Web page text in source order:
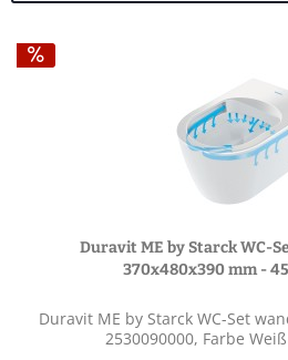
Duravit ME by Starck WC-
370x480x390 mm -
Duravit ME by Starck WC-Set
2530090000, Farbe